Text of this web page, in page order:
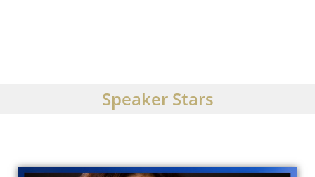
Speaker Stars